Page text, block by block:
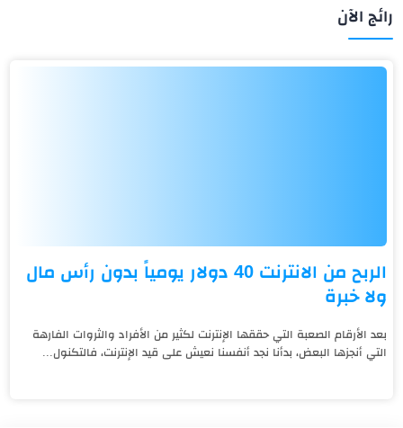
رائج الآن
الربح من الانترنت 40 دولار يومياً بدون رأس مال
ولا خبرة
بعد الأرقام الصعبة التي حققها الإنترنت لكثير من الأفراد والثروات الفارهة
التي أنجزها البعض، بدأنا نجد أنفسنا نعيش على قيد الإنترنت، فالتكنول...